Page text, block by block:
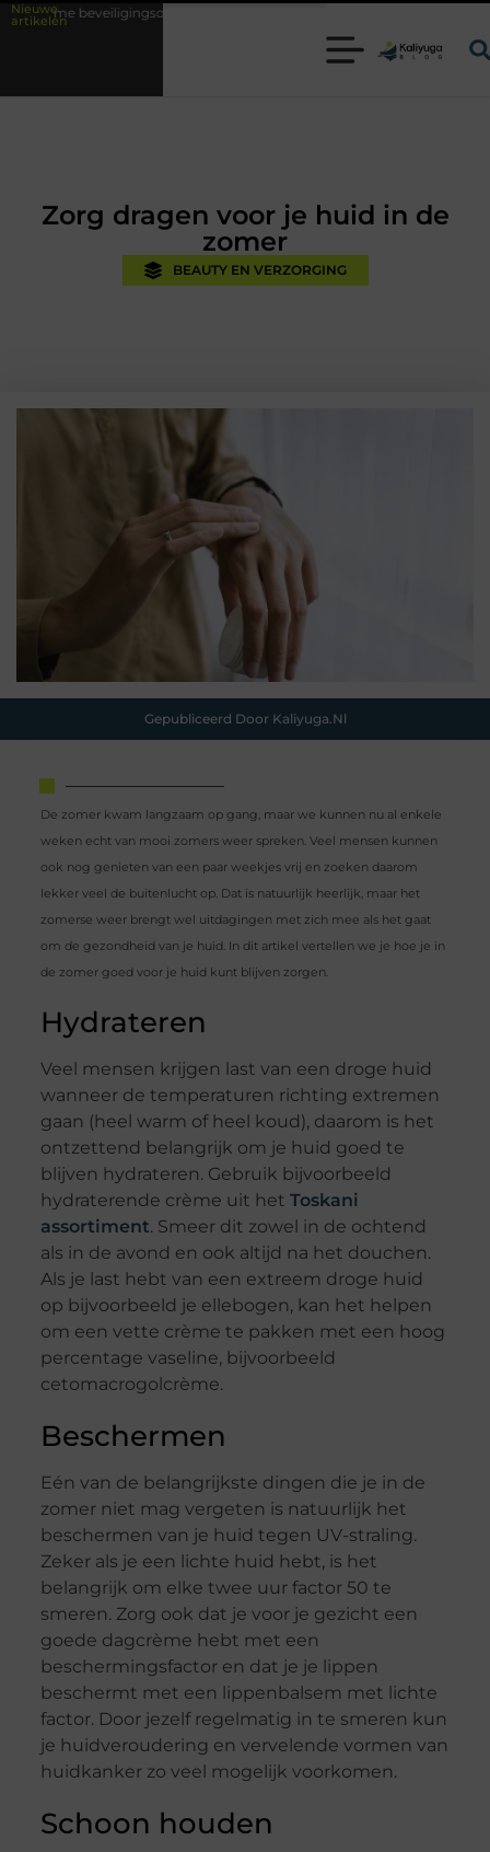
Nieuwe
artikelen met kennis uit de praktijk
Zorg dragen voor je huid in de
zomer
BEAUTY EN VERZORGING
Gepubliceerd Door Kaliyuga.nl
De zomer kwam langzaam op gang, maar we kunnen nu al enkele
weken echt van mooi zomers weer spreken. Veel mensen kunnen
ook nog genieten van een paar weekjes vrij en zoeken daarom
lekker veel de buitenlucht op. Dat is natuurlijk heerlijk, maar het
zomerse weer brengt wel uitdagingen met zich mee als het gaat
om de gezondheid van je huid. In dit artikel vertellen we je hoe je in
de zomer goed voor je huid kunt blijven zorgen.
Hydrateren
Veel mensen krijgen last van een droge huid
wanneer de temperaturen richting extremen
gaan (heel warm of heel koud), daarom is het
ontzettend belangrijk om je huid goed te
blijven hydrateren. Gebruik bijvoorbeeld
hydraterende crème uit het Toskani
assortiment. Smeer dit zowel in de ochtend
als in de avond en ook altijd na het douchen.
Als je last hebt van een extreem droge huid
op bijvoorbeeld je ellebogen, kan het helpen
om een vette crème te pakken met een hoog
percentage vaseline, bijvoorbeeld
cetomacrogolcrème.
Beschermen
Eén van de belangrijkste dingen die je in de
zomer niet mag vergeten is natuurlijk het
beschermen van je huid tegen UV-straling.
Zeker als je een lichte huid hebt, is het
belangrijk om elke twee uur factor 50 te
smeren. Zorg ook dat je voor je gezicht een
goede dagcrème hebt met een
beschermingsfactor en dat je je lippen
beschermt met een lippenbalsem met lichte
factor. Door jezelf regelmatig in te smeren kun
je huidveroudering en vervelende vormen van
huidkanker zo veel mogelijk voorkomen.
Schoon houden